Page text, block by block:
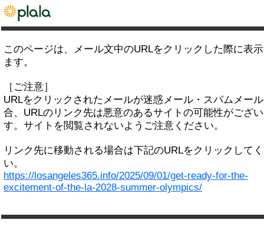
このページは、メール文中のURLをクリックした際に表
ます。
［ご注意］
URLをクリックされたメールが迷惑メール・スパムメー
合、URLのリンク先は悪意のあるサイトの可能性がござ
す。サイトを閲覧されないようご注意ください。
リンク先に移動される場合は下記のURLをクリックして
い。
https://losangeles365.info/2025/09/01/get-ready-for-the-
excitement-of-the-la-2028-summer-olympics/